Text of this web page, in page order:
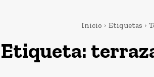
Inicio Etiquetas
Etiqueta: